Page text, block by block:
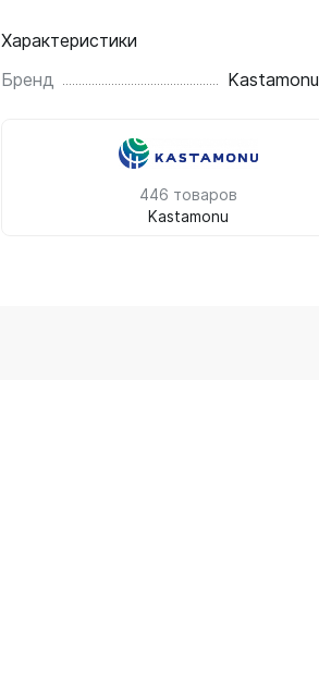
Характеристики
Бренд
Kastamonu
446 товаров
Kastamonu